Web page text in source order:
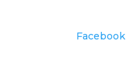
Facebook